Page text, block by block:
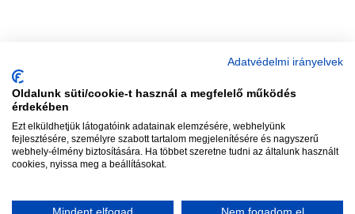
Szerkesztőség:szerk@vadhajtasok.hu
Modi:moderator@vadhajtasok.hu
AdatvédelemImpresszumSzerzői jogok
Adatvédelmi irányelvek
Oldalunk süti/cookie-t használ a megfelelő működés
érdekében
Ezt elküldhetjük látogatóink adatainak elemzésére, webhelyünk
fejlesztésére, személyre szabott tartalom megjelenítésére és nagyszerű
webhely-élmény biztosítására. Ha többet szeretne tudni az általunk használt
cookies, nyissa meg a beállításokat.